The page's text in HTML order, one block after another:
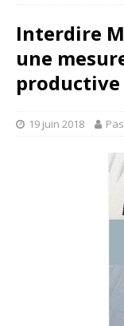
Interdire
une
productive
19 juin 2018